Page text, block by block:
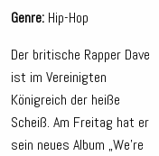
Genre: Hip-Hop
Der britische Rapper Dave
ist im Vereinigten
Königreich der heiße
Scheiß. Am Freitag hat er
sein neues Album „We’re